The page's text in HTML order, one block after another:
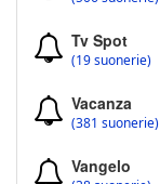
Tv Spot
(19 suonerie)
Vacanza
(381 suonerie)
Vangelo